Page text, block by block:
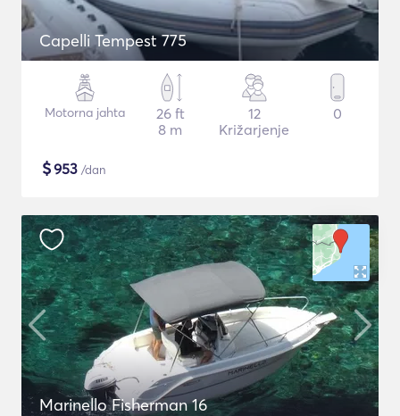
Capelli Tempest 775
Motorna jahta
26 ft
8 m
12
Križarjenje
0
$953 /dan
Marinello Fisherman 16